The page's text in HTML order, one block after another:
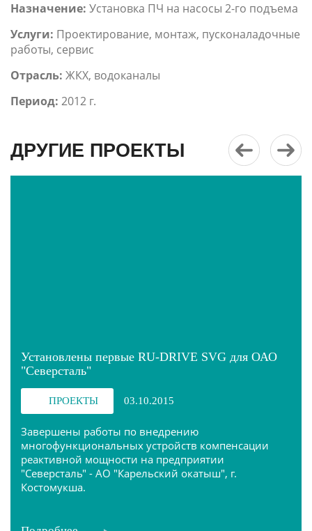
Назначение: Установка ПЧ на насосы 2-го подъема
Услуги: Проектирование, монтаж, пусконаладочные
работы, сервис
Отрасль: ЖКХ, водоканалы
Период: 2012 г.
ДРУГИЕ ПРОЕКТЫ
Установлены первые RU-DRIVE SVG для ОАО
"Северсталь"
ПРОЕКТЫ 03.10.2015
Завершены работы по внедрению
многофункциональных устройств компенсации
реактивной мощности на предприятии
"Северсталь" - АО "Карельский окатыш", г.
Костомукша.